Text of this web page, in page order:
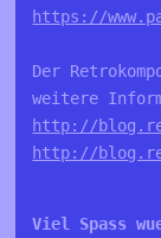
https://
Der
http://
http://
Viel Spass